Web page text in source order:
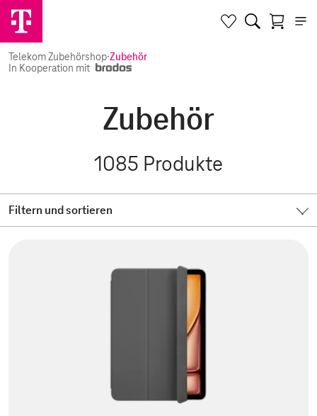
Telekom Zubehörshop·Zubehör
In Kooperation mit
Zubehör
1085 Produkte
Filtern und sortieren